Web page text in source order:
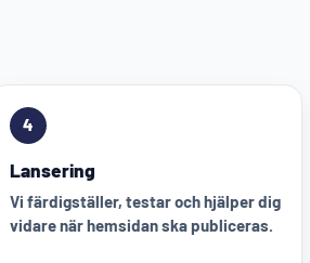
4
Lansering
Vi färdigställer, testar och hjälper dig
vidare när hemsidan ska publiceras.